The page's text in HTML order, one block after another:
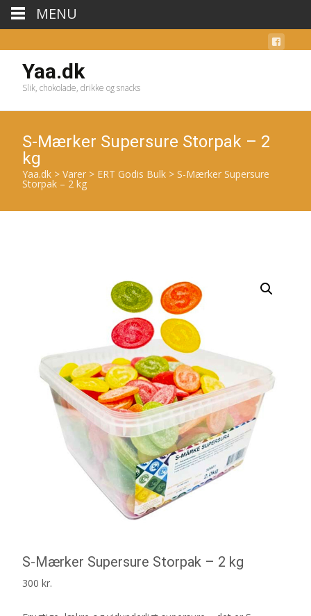
Yaa.dk
Slik, chokolade, drikke og snacks
S-Mærker Supersure Storpak – 2
kg
Yaa.dk > Varer > ERT Godis Bulk > S-Mærker Supersure
Storpak – 2 kg
S-Mærker Supersure Storpak – 2 kg
300 kr.
MENU